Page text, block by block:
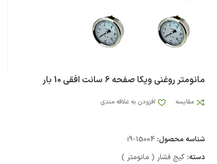
مانومتر روغنی ویکا صفحه 6 سانت افقی 10 بار
مقایسه افزودن به علاقه مندی
شناسه محصول: i9-15004
دسته: گیج فشار ( مانومتر )